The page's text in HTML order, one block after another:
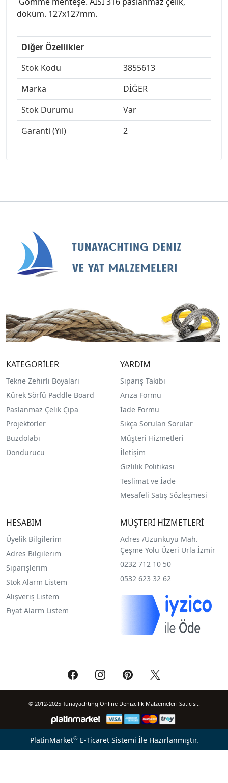
döküm. 127x127mm.
Diğer Özellikler
Stok Kodu
3855613
Marka
DİĞER
Stok Durumu
Var
Garanti (Yıl)
2
KATEGORİLER
Tekne Zehirli Boyaları
Kürek Sörfü Paddle Board
Paslanmaz Çelik Çıpa
Projektörler
Buzdolabı
Dondurucu
YARDIM
Sipariş Takibi
Arıza Formu
İade Formu
Sıkça Sorulan Sorular
Müşteri Hizmetleri
İletişim
Gizlilik Politikası
Teslimat ve İade
Mesafeli Satış Sözleşmesi
HESABIM
Üyelik Bilgilerim
Adres Bilgilerim
Siparişlerim
Stok Alarm Listem
Alışveriş Listem
Fiyat Alarm Listem
MÜŞTERİ HİZMETLERİ
Adres /Uzunkuyu Mah.
Çeşme Yolu Üzeri Urla İzmir
0232 712 10 50
0532 623 32 62
© 2012-2025 Tunayachting Online Denizcilik Malzemeleri Satıcısı..
PlatinMarket®E-Ticaret Sistemi İle Hazırlanmıştır.